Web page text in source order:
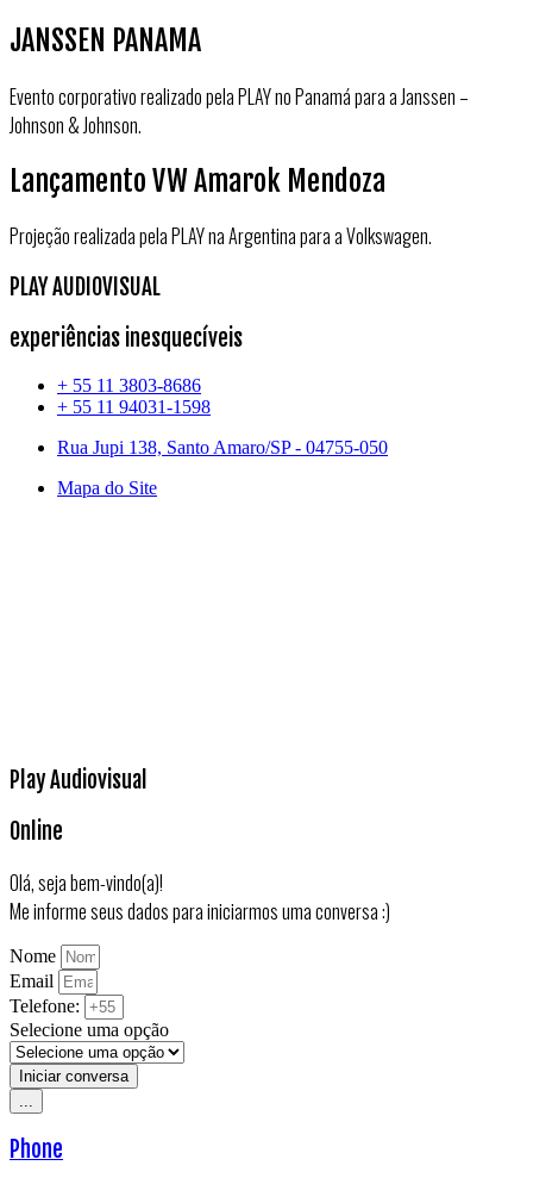
JANSSEN PANAMA
Evento corporativo realizado pela PLAY no Panamá para a Janssen –
Johnson & Johnson.
Lançamento VW Amarok Mendoza
Projeção realizada pela PLAY na Argentina para a Volkswagen.
PLAY AUDIOVISUAL
experiências inesquecíveis
+ 55 11 3803-8686
+ 55 11 94031-1598
Rua Jupi 138, Santo Amaro/SP - 04755-050
Mapa do Site
Play Audiovisual
Online
Olá, seja bem-vindo(a)!
Me informe seus dados para iniciarmos uma conversa :)
Nome
Email
Telefone:
Selecione uma opção
Iniciar conversa
Phone